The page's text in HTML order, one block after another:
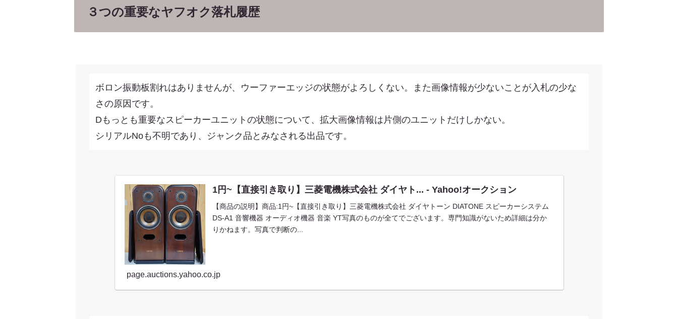
３つの重要なヤフオク落札履歴
ボロン振動板割れはありませんが、ウーファーエッジの状態がよろしくない。また画像情報が少ないことが入札の少な
さの原因です。
Dもっとも重要なスピーカーユニットの状態について、拡大画像情報は片側のユニットだけしかない。
シリアルNoも不明であり、ジャンク品とみなされる出品です。
1円~【直接引き取り】三菱電機株式会社 ダイヤト... - Yahoo!オークション
【商品の説明】商品:1円~【直接引き取り】三菱電機株式会社 ダイヤトーン DIATONE スピーカーシステム
DS-A1 音響機器 オーディオ機器 音楽 YT写真のものが全てでございます。専門知識がないため詳細は分か
りかねます。写真で判断の...
page.auctions.yahoo.co.jp